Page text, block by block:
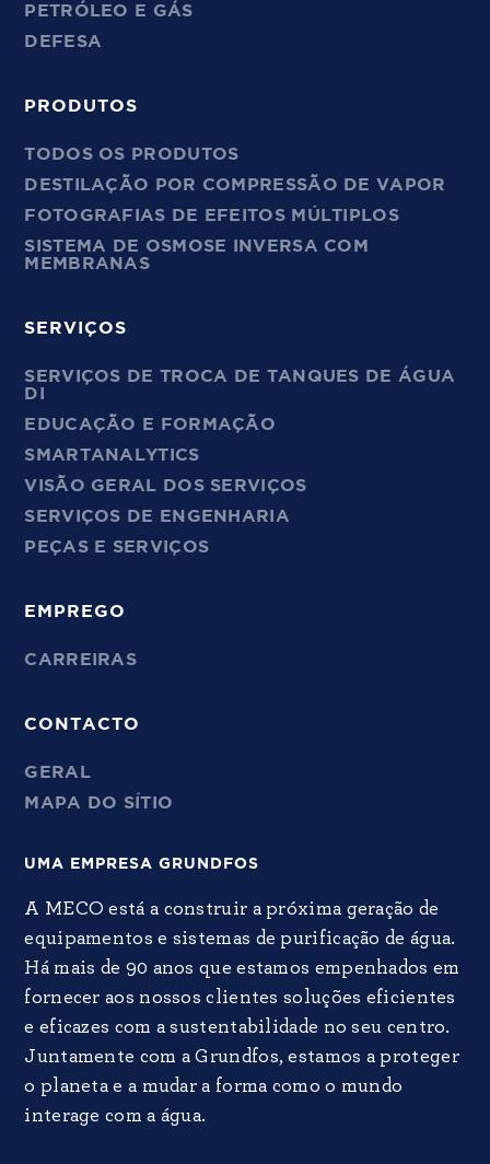
PETRÓLEO E GÁS
DEFESA
PRODUTOS
TODOS OS PRODUTOS
DESTILAÇÃO POR COMPRESSÃO DE VAPOR
FOTOGRAFIAS DE EFEITOS MÚLTIPLOS
SISTEMA DE OSMOSE INVERSA COM
MEMBRANAS
SERVIÇOS
SERVIÇOS DE TROCA DE TANQUES DE ÁGUA
DI
EDUCAÇÃO E FORMAÇÃO
SMARTANALYTICS
VISÃO GERAL DOS SERVIÇOS
SERVIÇOS DE ENGENHARIA
PEÇAS E SERVIÇOS
EMPREGO
CARREIRAS
CONTACTO
GERAL
MAPA DO SÍTIO
UMA EMPRESA GRUNDFOS
A MECO está a construir a próxima geração de
equipamentos e sistemas de purificação de água.
Há mais de 90 anos que estamos empenhados em
fornecer aos nossos clientes soluções eficientes
e eficazes com a sustentabilidade no seu centro.
Juntamente com a Grundfos, estamos a proteger
o planeta e a mudar a forma como o mundo
interage com a água.